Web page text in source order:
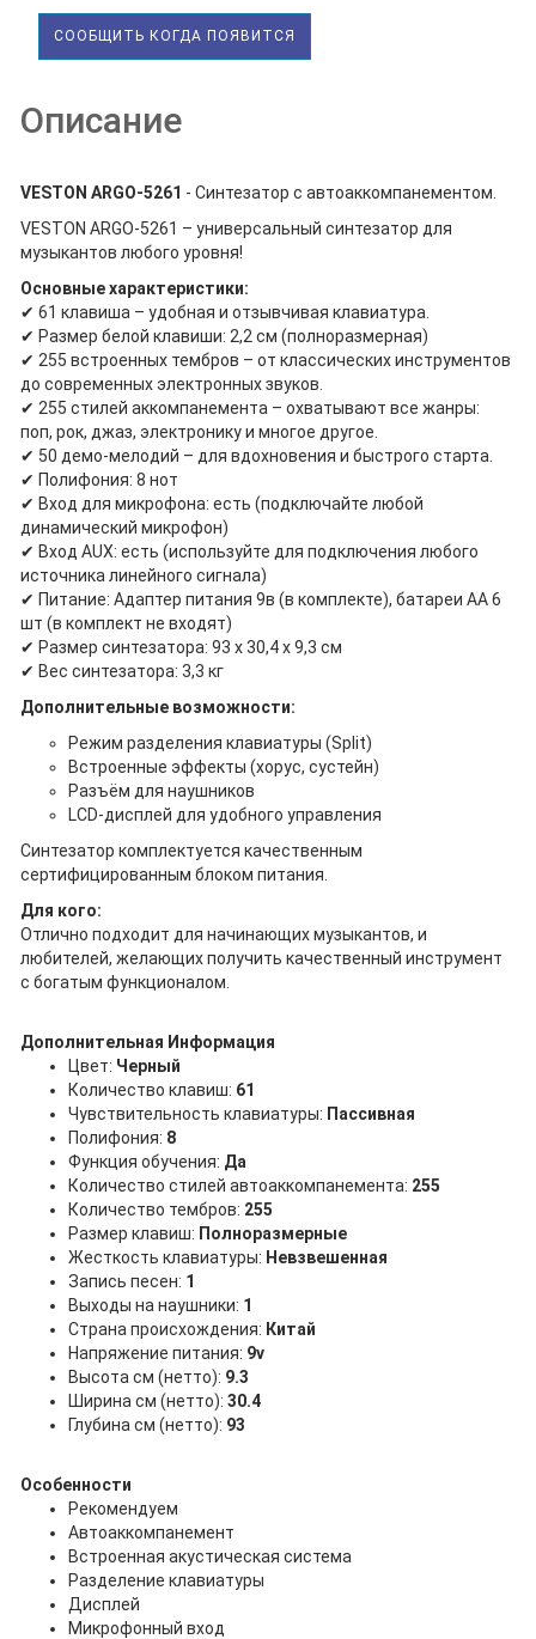
СООБЩИТЬ КОГДА ПОЯВИТСЯ
Описание
VESTON ARGO-5261 - Синтезатор с автоаккомпанементом.
VESTON ARGO-5261 – универсальный синтезатор для
музыкантов любого уровня!
Основные характеристики:
✔ 61 клавиша – удобная и отзывчивая клавиатура.
✔ Размер белой клавиши: 2,2 см (полноразмерная)
✔ 255 встроенных тембров – от классических инструментов
до современных электронных звуков.
✔ 255 стилей аккомпанемента – охватывают все жанры:
поп, рок, джаз, электронику и многое другое.
✔ 50 демо-мелодий – для вдохновения и быстрого старта.
✔ Полифония: 8 нот
✔ Вход для микрофона: есть (подключайте любой
динамический микрофон)
✔ Вход AUX: есть (используйте для подключения любого
источника линейного сигнала)
✔ Питание: Адаптер питания 9в (в комплекте), батареи АА 6
шт (в комплект не входят)
✔ Размер синтезатора: 93 х 30,4 х 9,3 см
✔ Вес синтезатора: 3,3 кг
Дополнительные возможности:
Режим разделения клавиатуры (Split)
Встроенные эффекты (хорус, сустейн)
Разъём для наушников
LCD-дисплей для удобного управления
Синтезатор комплектуется качественным
сертифицированным блоком питания.
Для кого:
Отлично подходит для начинающих музыкантов, и
любителей, желающих получить качественный инструмент
с богатым функционалом.
Дополнительная Информация
Цвет: Черный
Количество клавиш: 61
Чувствительность клавиатуры: Пассивная
Полифония: 8
Функция обучения: Да
Количество стилей автоаккомпанемента: 255
Количество тембров: 255
Размер клавиш: Полноразмерные
Жесткость клавиатуры: Невзвешенная
Запись песен: 1
Выходы на наушники: 1
Страна происхождения: Китай
Напряжение питания: 9v
Высота см (нетто): 9.3
Ширина см (нетто):30.4
Глубина см (нетто): 93
Особенности
Рекомендуем
Автоаккомпанемент
Встроенная акустическая система
Разделение клавиатуры
Дисплей
Микрофонный вход